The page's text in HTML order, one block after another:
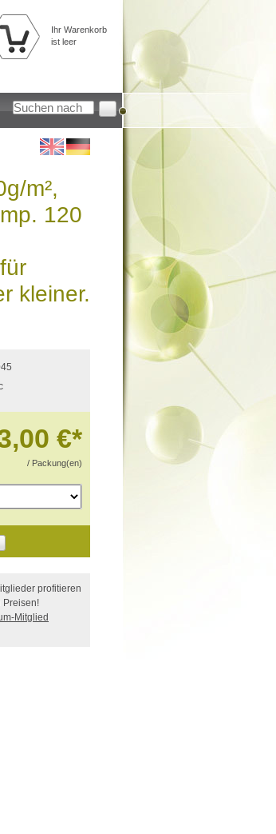
Ihr Warenkorb
ist leer
m²,
120
kleiner.
€*
/ Packung(en)
profitieren
Preisen!
Mitglied